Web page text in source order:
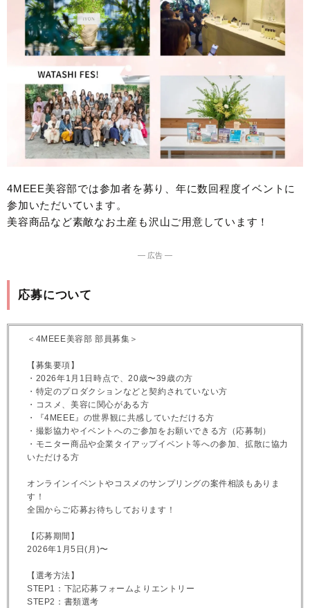
4MEEE美容部では参加者を募り、年に数回程度イベントに
参加いただいています。
美容商品など素敵なお土産も沢山ご用意しています！
― 広告 ―
応募について
＜4MEEE美容部 部員募集＞
【募集要項】
・2026年1月1日時点で、20歳〜39歳の方
・特定のプロダクションなどと契約されていない方
・コスメ、美容に関心がある方
・『4MEEE』の世界観に共感していただける方
・撮影協力やイベントへのご参加をお願いできる方（応募制）
・モニター商品や企業タイアップイベント等への参加、拡散に協力
いただける方
オンラインイベントやコスメのサンプリングの案件相談もありま
す！
全国からご応募お待ちしております！
【応募期間】
2026年1月5日(月)〜
【選考方法】
STEP1：下記応募フォームよりエントリー
STEP2：書類選考